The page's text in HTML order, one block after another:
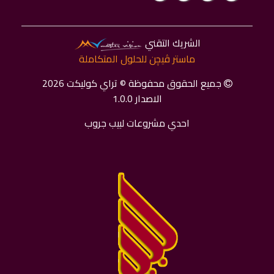
الشريك التقني
ماستر ﭬﻴﭽﻦ للحلول المتكاملة
جميع الحقوق محفوظة © تراي كوليكت 2026
الاصدار 1.0.0
احدي مشروعات لبيب جروب